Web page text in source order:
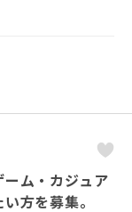
ム・カジュア
方を募集。